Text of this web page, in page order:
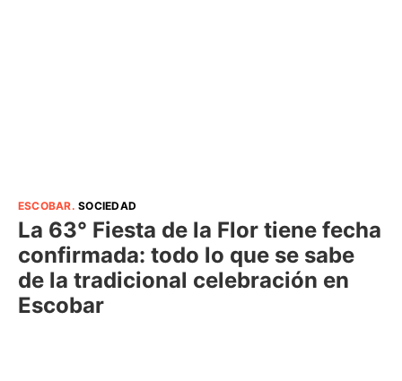
ESCOBAR.SOCIEDAD
La 63° Fiesta de la Flor tiene fecha
confirmada: todo lo que se sabe
de la tradicional celebración en
Escobar